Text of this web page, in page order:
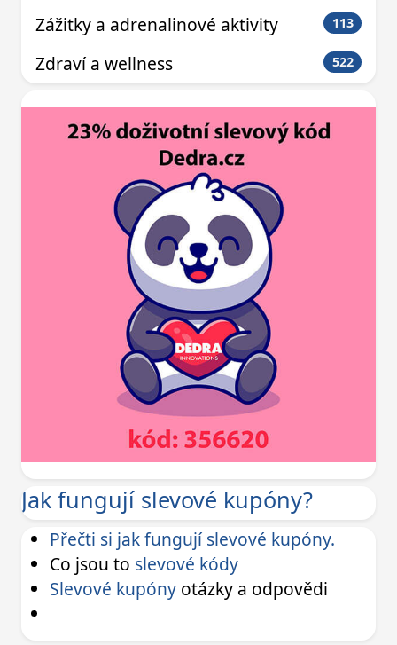
Zážitky a adrenalinové aktivity 113
Zdraví a wellness 522
Jak fungují slevové kupóny?
Přečti si jak fungují slevové kupóny.
Co jsou to slevové kódy
Slevové kupóny otázky a odpovědi